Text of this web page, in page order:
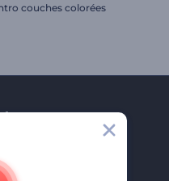
couches colorées
la